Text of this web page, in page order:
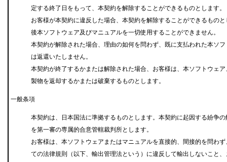
定する終了日をもって、本契約を解除することができるものとします。
お客様が本契約に違反した場合、本契約を解除することができるもの
後本ソフトウェア及びマニュアルを一切使用することができません。
本契約が解除された場合、理由の如何を問わず、既に支払われた本ソ
は返還いたしません。
本契約が終了するかまたは解除された場合、お客様は、本ソフトウェ
製物を返却するかまたは破棄するものとします。
一般条項
本契約は、日本国法に準拠するものとします。本契約に起因する紛争
を第一審の専属的合意管轄裁判所とします。
お客様は、本ソフトウェアまたはマニュアルを直接的、間接的を問わ
ての法律規則（以下、輸出管理法という）に違反して輸出しないこと